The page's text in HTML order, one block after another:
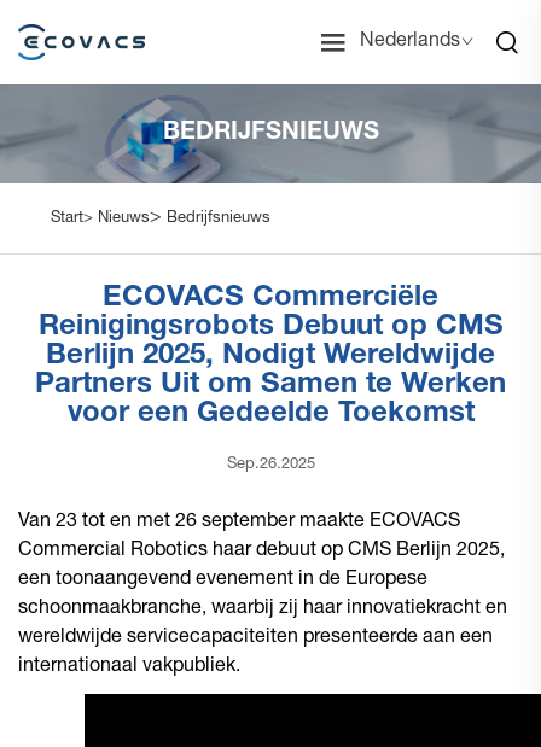
Nederlands
BEDRIJFSNIEUWS
Start> Nieuws> Bedrijfsnieuws
ECOVACS Commerciële
Reinigingsrobots Debuut op CMS
Berlijn 2025, Nodigt Wereldwijde
Partners Uit om Samen te Werken
voor een Gedeelde Toekomst
Sep.26.2025
Van 23 tot en met 26 september maakte ECOVACS
Commercial Robotics haar debuut op CMS Berlijn 2025,
een toonaangevend evenement in de Europese
schoonmaakbranche, waarbij zij haar innovatiekracht en
wereldwijde servicecapaciteiten presenteerde aan een
internationaal vakpubliek.